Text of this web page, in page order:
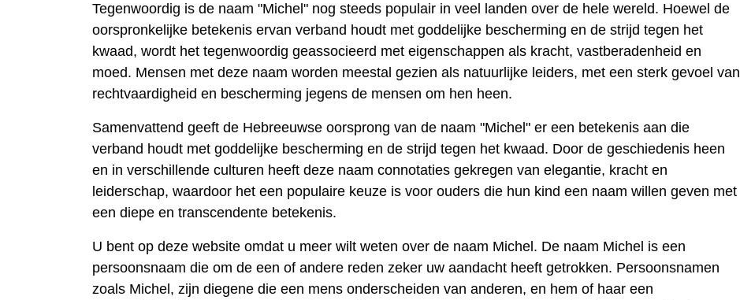
Tegenwoordig is de naam "Michel" nog steeds populair in veel landen over de hele wereld. Hoewel de
oorspronkelijke betekenis ervan verband houdt met goddelijke bescherming en de strijd tegen het
kwaad, wordt het tegenwoordig geassocieerd met eigenschappen als kracht, vastberadenheid en
moed. Mensen met deze naam worden meestal gezien als natuurlijke leiders, met een sterk gevoel van
rechtvaardigheid en bescherming jegens de mensen om hen heen.
Samenvattend geeft de Hebreeuwse oorsprong van de naam "Michel" er een betekenis aan die
verband houdt met goddelijke bescherming en de strijd tegen het kwaad. Door de geschiedenis heen
en in verschillende culturen heeft deze naam connotaties gekregen van elegantie, kracht en
leiderschap, waardoor het een populaire keuze is voor ouders die hun kind een naam willen geven met
een diepe en transcendente betekenis.
U bent op deze website omdat u meer wilt weten over de naam Michel. De naam Michel is een
persoonsnaam die om de een of andere reden zeker uw aandacht heeft getrokken. Persoonsnamen
zoals Michel, zijn diegene die een mens onderscheiden van anderen, en hem of haar een